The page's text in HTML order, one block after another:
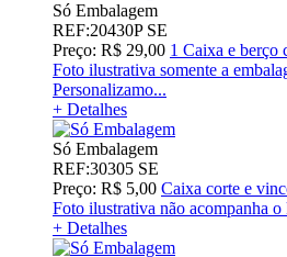
Só Embalagem
REF:20430P SE
Preço: R$ 29,00 1 Caixa e berço
Foto ilustrativa somente a
Personalizamo...
+ Detalhes
Só Embalagem
REF:30305 SE
Preço: R$ 5,00 Caixa corte e
Foto ilustrativa não acompanha o
+ Detalhes